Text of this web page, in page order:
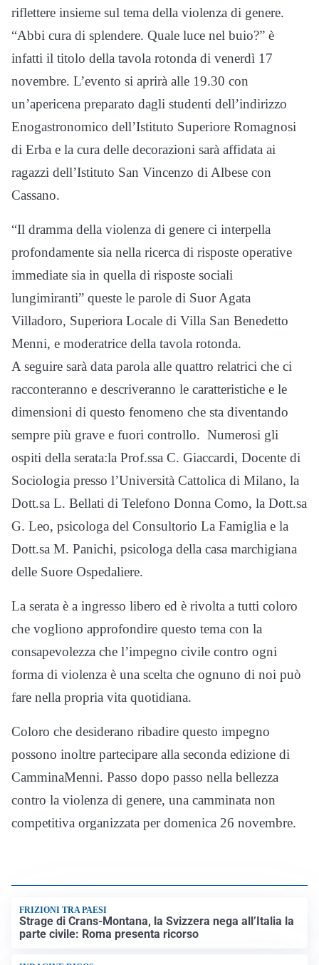
riflettere insieme sul tema della violenza di genere.
“Abbi cura di splendere. Quale luce nel buio?” è
infatti il titolo della tavola rotonda di venerdì 17
novembre. L’evento si aprirà alle 19.30 con
un’apericena preparato dagli studenti dell’indirizzo
Enogastronomico dell’Istituto Superiore Romagnosi
di Erba e la cura delle decorazioni sarà affidata ai
ragazzi dell’Istituto San Vincenzo di Albese con
Cassano.
“Il dramma della violenza di genere ci interpella
profondamente sia nella ricerca di risposte operative
immediate sia in quella di risposte sociali
lungimiranti” queste le parole di Suor Agata
Villadoro, Superiora Locale di Villa San Benedetto
Menni, e moderatrice della tavola rotonda.
A seguire sarà data parola alle quattro relatrici che ci
racconteranno e descriveranno le caratteristiche e le
dimensioni di questo fenomeno che sta diventando
sempre più grave e fuori controllo. Numerosi gli
ospiti della serata:la Prof.ssa C. Giaccardi, Docente di
Sociologia presso l’Università Cattolica di Milano, la
Dott.sa L. Bellati di Telefono Donna Como, la Dott.sa
G. Leo, psicologa del Consultorio La Famiglia e la
Dott.sa M. Panichi, psicologa della casa marchigiana
delle Suore Ospedaliere.
La serata è a ingresso libero ed è rivolta a tutti coloro
che vogliono approfondire questo tema con la
consapevolezza che l’impegno civile contro ogni
forma di violenza è una scelta che ognuno di noi può
fare nella propria vita quotidiana.
Coloro che desiderano ribadire questo impegno
possono inoltre partecipare alla seconda edizione di
CamminaMenni. Passo dopo passo nella bellezza
contro la violenza di genere, una camminata non
competitiva organizzata per domenica 26 novembre.
FRIZIONI TRA PAESI
Strage di Crans-Montana, la Svizzera nega all’Italia la
parte civile: Roma presenta ricorso